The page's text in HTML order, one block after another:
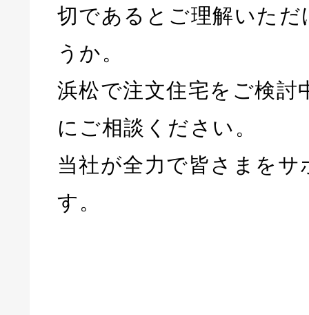
切であるとご理解いた
うか。
浜松で注文住宅をご検討
にご相談ください。
当社が全力で皆さまを
す。